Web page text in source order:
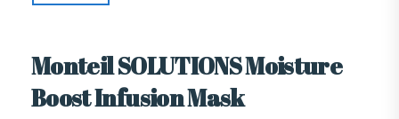
Monteil SOLUTIONS Moisture
Boost Infusion Mask